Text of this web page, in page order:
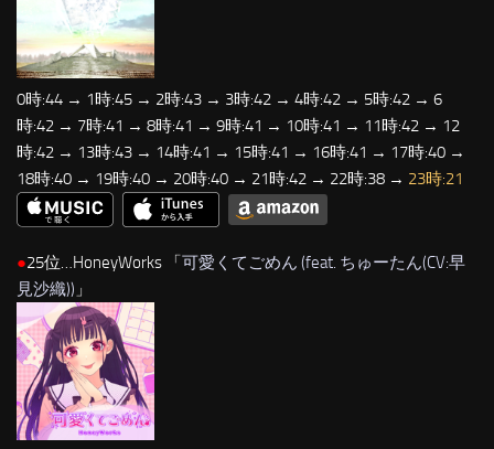
0時:44 → 1時:45 → 2時:43 → 3時:42 → 4時:42 → 5時:42 → 6
時:42 → 7時:41 → 8時:41 → 9時:41 → 10時:41 → 11時:42 → 12
時:42 → 13時:43 → 14時:41 → 15時:41 → 16時:41 → 17時:40 →
18時:40 → 19時:40 → 20時:40 → 21時:42 → 22時:38 → 23時:21
●25位…HoneyWorks 「可愛くてごめん (feat. ちゅーたん(CV:早
見沙織)) 」